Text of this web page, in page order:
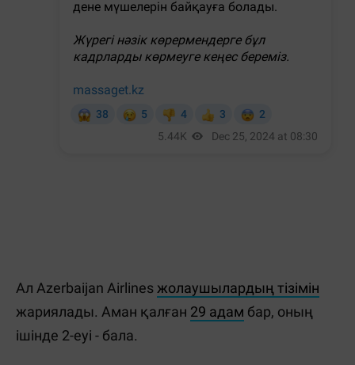
Ал Azerbaijan Airlines жолаушылардың тізімін
жариялады. Аман қалған 29 адам бар, оның
ішінде 2-еуі - бала.